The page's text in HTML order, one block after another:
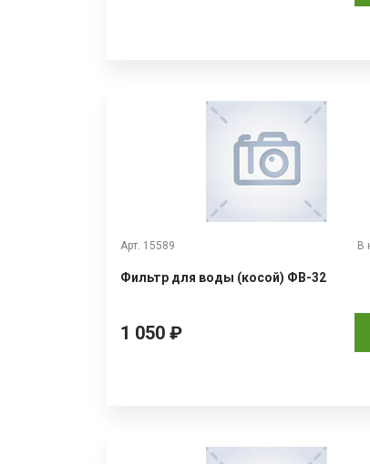
Арт. 15589 В
Фильтр для воды (косой) ФВ-32
1 050 ₽